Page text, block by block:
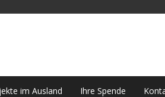
im Ausland Ihre Spende